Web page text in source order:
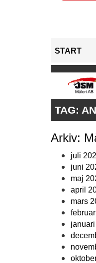
START
TAG:
Arkiv:
juli
juni
maj
april
mars